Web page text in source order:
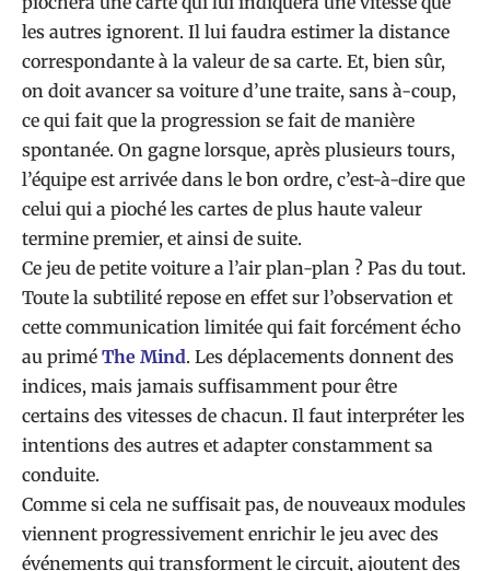
les autres ignorent. Il lui faudra estimer la distance
correspondante à la valeur de sa carte. Et, bien sûr,
on doit avancer sa voiture d’une traite, sans à-coup,
ce qui fait que la progression se fait de manière
spontanée. On gagne lorsque, après plusieurs tours,
l’équipe est arrivée dans le bon ordre, c’est-à-dire que
celui qui a pioché les cartes de plus haute valeur
termine premier, et ainsi de suite.
Ce jeu de petite voiture a l’air plan-plan ? Pas du tout.
Toute la subtilité repose en effet sur l’observation et
cette communication limitée qui fait forcément écho
au primé The Mind. Les déplacements donnent des
indices, mais jamais suffisamment pour être
certains des vitesses de chacun. Il faut interpréter les
intentions des autres et adapter constamment sa
conduite.
Comme si cela ne suffisait pas, de nouveaux modules
viennent progressivement enrichir le jeu avec des
événements qui transforment le circuit, ajoutent des